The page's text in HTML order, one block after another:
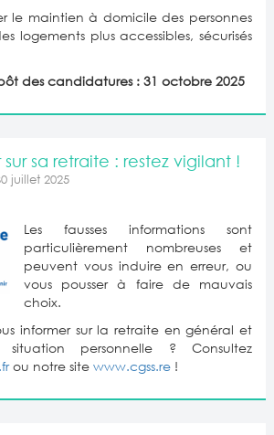
le maintien à domicile des personnes
logements plus accessibles, sécurisés
des candidatures : 31 octobre 2025
sur sa retraite : restez vigilant !
juillet 2025
Les fausses informations sont
particulièrement nombreuses et
peuvent vous induire en erreur, ou
vous pousser à faire de mauvais
choix.
informer sur la retraite en général et
personnelle ? Consultez
ou notre site www.cgss.re!